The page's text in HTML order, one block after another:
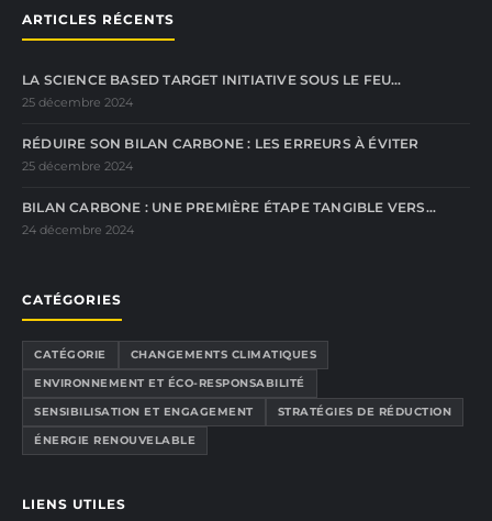
ARTICLES RÉCENTS
LA SCIENCE BASED TARGET INITIATIVE SOUS LE FEU…
25 décembre 2024
RÉDUIRE SON BILAN CARBONE : LES ERREURS À ÉVITER
25 décembre 2024
BILAN CARBONE : UNE PREMIÈRE ÉTAPE TANGIBLE VERS…
24 décembre 2024
CATÉGORIES
CATÉGORIE
CHANGEMENTS CLIMATIQUES
ENVIRONNEMENT ET ÉCO-RESPONSABILITÉ
SENSIBILISATION ET ENGAGEMENT
STRATÉGIES DE RÉDUCTION
ÉNERGIE RENOUVELABLE
LIENS UTILES